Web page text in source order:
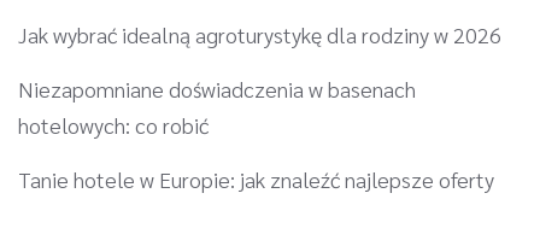
Jak wybrać idealną agroturystykę dla rodziny w 2026
Niezapomniane doświadczenia w basenach
hotelowych: co robić
Tanie hotele w Europie: jak znaleźć najlepsze oferty